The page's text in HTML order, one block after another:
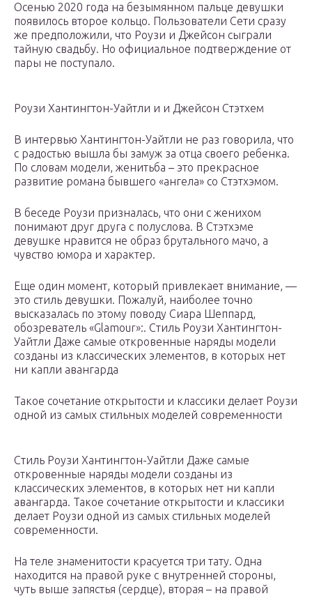
Осенью 2020 года на безымянном пальце девушки
появилось второе кольцо. Пользователи Сети сразу
же предположили, что Роузи и Джейсон сыграли
тайную свадьбу. Но официальное подтверждение от
пары не поступало.
Роузи Хантингтон-Уайтли и и Джейсон Стэтхем
В интервью Хантингтон-Уайтли не раз говорила, что
с радостью вышла бы замуж за отца своего ребенка.
По словам модели, женитьба – это прекрасное
развитие романа бывшего «ангела» со Стэтхэмом.
В беседе Роузи призналась, что они с женихом
понимают друг друга с полуслова. В Стэтхэме
девушке нравится не образ брутального мачо, а
чувство юмора и характер.
Еще один момент, который привлекает внимание, —
это стиль девушки. Пожалуй, наиболее точно
высказалась по этому поводу Сиара Шеппард,
обозреватель «Glamour»:. Стиль Роузи Хантингтон-
Уайтли Даже самые откровенные наряды модели
созданы из классических элементов, в которых нет
ни капли авангарда
Такое сочетание открытости и классики делает Роузи
одной из самых стильных моделей современности
Стиль Роузи Хантингтон-Уайтли Даже самые
откровенные наряды модели созданы из
классических элементов, в которых нет ни капли
авангарда. Такое сочетание открытости и классики
делает Роузи одной из самых стильных моделей
современности.
На теле знаменитости красуется три тату. Одна
находится на правой руке с внутренней стороны,
чуть выше запястья (сердце), вторая – на правой